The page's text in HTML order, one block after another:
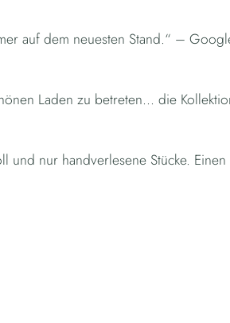
auf dem neuesten Stand.“ –
Laden zu betreten... die
und nur handverlesene Stücke.